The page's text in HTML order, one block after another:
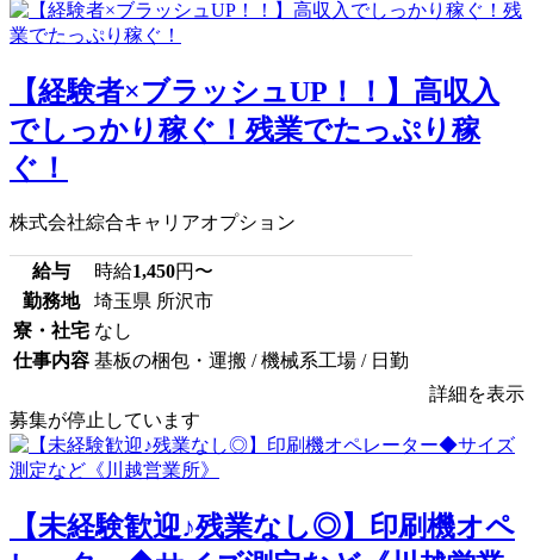
【経験者×ブラッシュUP！！】高収入
でしっかり稼ぐ！残業でたっぷり稼
ぐ！
株式会社綜合キャリアオプション
給与 時給1,450円〜
勤務地
埼玉県 所沢市
寮・社宅 なし
仕事内容 基板の梱包・運搬 / 機械系工場 / 日勤
詳細を表示
募集が停止しています
【未経験歓迎♪残業なし◎】印刷機オペ